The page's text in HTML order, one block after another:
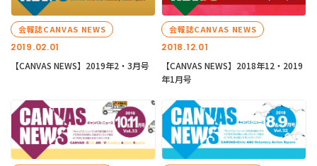
2019.02.01
会報誌CANVAS NEWS
【CANVAS NEWS】2019年2・3月号
2018.12.01
会報誌CANVAS NEWS
【CANVAS NEWS】2018年12・2019
年1月号